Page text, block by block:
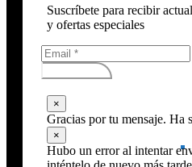
Suscríbete para recibir
y ofertas especiales
Subscribirse
×
Gracias por tu mensaje. Ha
×
Hubo un error al intentar